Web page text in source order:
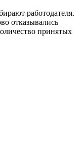
работодателя.
отказывались
принятых